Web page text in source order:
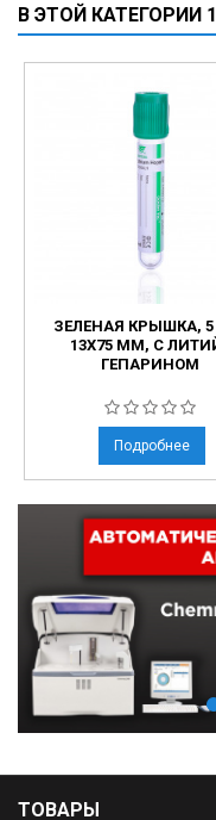
В ЭТОЙ КАТЕГОРИИ
ЗЕЛЕНАЯ КРЫШКА,
13X75 ММ, С
ГЕПАРИНОМ
Подробнее
ТОВАРЫ